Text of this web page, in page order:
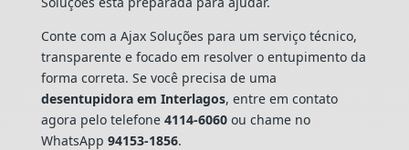
Conte com a Ajax Soluções para um serviço técnico,
transparente e focado em resolver o entupimento da
forma correta. Se você precisa de uma
desentupidora em Interlagos, entre em contato
agora pelo telefone 4114-6060ou chame no
WhatsApp 94153-1856.